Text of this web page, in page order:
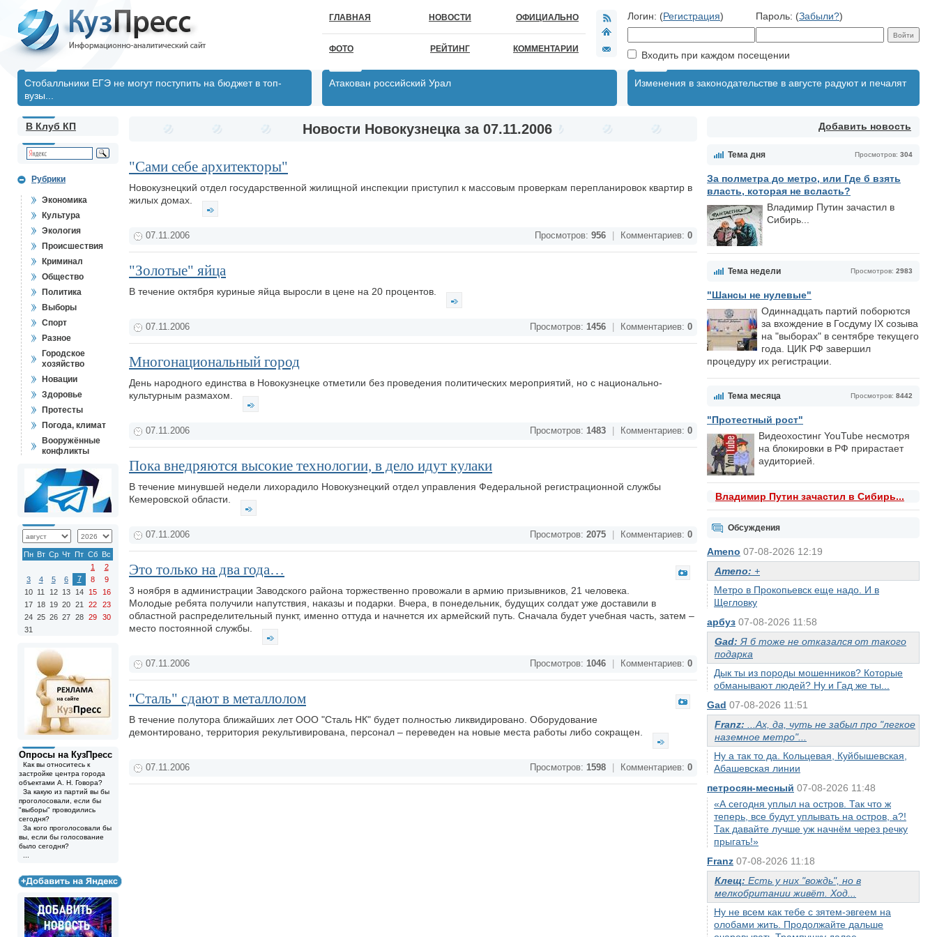
ГЛАВНАЯ НОВОСТИ ОФИЦИАЛЬНО
ФОТО РЕЙТИНГ КОММЕНТАРИИ
Логин: (Регистрация) Пароль: (Забыли?)
Входить при каждом посещении
Стобалльники ЕГЭ не могут поступить на бюджет в топ-
вузы...
Атакован российский Урал Изменения в законодательстве в августе радуют и печалят
Добавить новость
Просмотров: 304
Тема дня
За полметра до метро, или Где б взять
власть, которая не всласть?
Владимир Путин зачастил в
Сибирь...
Просмотров: 2983
Тема недели
"Шансы не нулевые"
Одиннадцать партий поборются
за вхождение в Госдуму IX созыва
на "выборах" в сентябре текущего
года. ЦИК РФ завершил
процедуру их регистрации.
Просмотров: 8442
Тема месяца
"Протестный рост"
Видеохостинг YouTube несмотря
на блокировки в РФ прирастает
аудиторией.
Владимир Путин зачастил в Сибирь...
Обсуждения
Ameno 07-08-2026 12:19
Ameno: +
Метро в Прокопьевск еще надо. И в
Щегловку
арбуз 07-08-2026 11:58
Gad: Я б тоже не отказался от такого
подарка
Дык ты из породы мошенников? Которые
обманывают людей? Ну и Гад же ты...
Gad 07-08-2026 11:51
Franz:
...Ах, да, чуть не забыл про "легкое
наземное метро"...
Ну а так то да. Кольцевая, Куйбышевская,
Абашевская линии
петросян-месный 07-08-2026 11:48
«А сегодня уплыл на остров. Так что ж
теперь, все будут уплывать на остров, а?!
Так давайте лучше уж начнём через речку
прыгать!»
Franz 07-08-2026 11:18
Клещ: Есть у них "вождь", но в
мелкобритании живёт. Ход...
Ну не всем как тебе с зятем-эвгеем на
олобами жить. Продолжайте дальше
В Клуб КП
Рубрики
Экономика
Культура
Экология
Происшествия
Криминал
Общество
Политика
Выборы
Спорт
Разное
Городское
хозяйство
Новации
Здоровье
Протесты
Погода, климат
Вооружённые
конфликты
Пн Вт Ср Чт Пт Сб Вс
1
2
3
4 5 6 7 8
9
10 11 12 13 14 15
16
17 18 19 20 21 22
23
24 25 26 27 28 29
30
31
Опросы на КузПресс
Как вы относитесь к
застройке центра города
объектами А. Н. Говора?
За какую из партий вы бы
проголосовали, если бы
"выборы" проводились
сегодня?
За кого проголосовали бы
вы, если бы голосование
было сегодня?
Новости Новокузнецка за 07.11.2006
"Сами себе архитекторы"
Новокузнецкий отдел государственной жилищной инспекции приступил к массовым проверкам перепланировок квартир в
жилых домах.
07.11.2006 Просмотров: 956 Комментариев: 0
"Золотые" яйца
В течение октября куриные яйца выросли в цене на 20 процентов.
07.11.2006 Просмотров: 1456 Комментариев: 0
Многонациональный город
День народного единства в Новокузнецке отметили без проведения политических мероприятий, но с национально-
культурным размахом.
07.11.2006 Просмотров: 1483 Комментариев: 0
Пока внедряются высокие технологии, в дело идут кулаки
В течение минувшей недели лихорадило Новокузнецкий отдел управления Федеральной регистрационной службы
Кемеровской области.
07.11.2006 Просмотров: 2075 Комментариев: 0
Это только на два года…
3 ноября в администрации Заводского района торжественно провожали в армию призывников, 21 человека.
Молодые ребята получили напутствия, наказы и подарки. Вчера, в понедельник, будущих солдат уже доставили в
областной распределительный пункт, именно оттуда и начнется их армейский путь. Сначала будет учебная часть, затем –
место постоянной службы.
07.11.2006 Просмотров: 1046 Комментариев: 0
"Сталь" сдают в металлолом
В течение полутора ближайших лет ООО "Сталь НК" будет полностью ликвидировано. Оборудование
демонтировано, территория рекультивирована, персонал – переведен на новые места работы либо сокращен.
07.11.2006 Просмотров: 1598 Комментариев: 0